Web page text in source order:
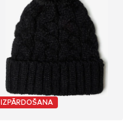
IZPĀRDOŠANA